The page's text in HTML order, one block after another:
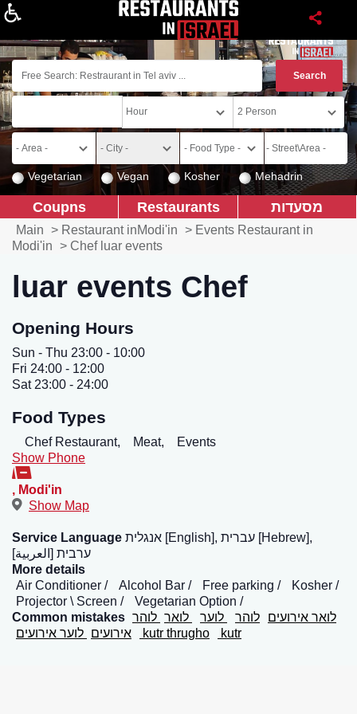
Vegetarian Vegan Kosher Mehadrin
מסעדות Restaurants
Coupns
Main > Restaurant inModi'in > Events Restaurant in
Modi'in > Chef luar events
luar events Chef
Opening Hours
Sun - Thu 23:00 - 10:00
Fri 24:00 - 12:00
Sat 23:00 - 24:00
Food Types
Chef Restaurant, Meat,
Events
Show Phone
, Modi'in
Show Map
Service Language אנגלית [English], עברית [Hebrew],
ערבית [العربية]
More details
Air Conditioner
Alcohol Bar Free parking
Kosher
Projector \ Screen
Vegetarian Option
Common mistakes
לואר אירועים לוהר לוער לואר לוהר
אירועים לוער אירועים kutr thrugho kutr